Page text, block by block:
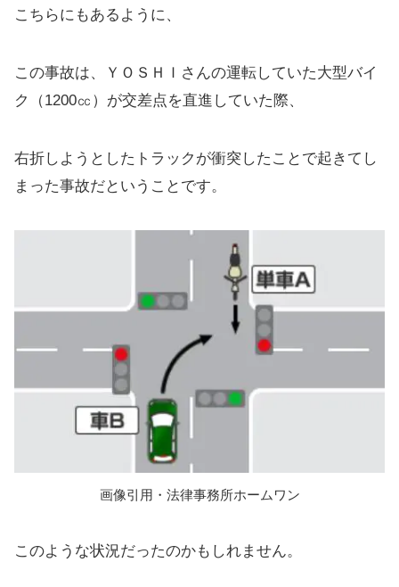
こちらにもあるように、
この事故は、ＹＯＳＨＩさんの運転していた大型バイ
ク（1200㏄）が交差点を直進していた際、
右折しようとしたトラックが衝突したことで起きてし
まった事故だということです。
画像引用・法律事務所ホームワン
このような状況だったのかもしれません。